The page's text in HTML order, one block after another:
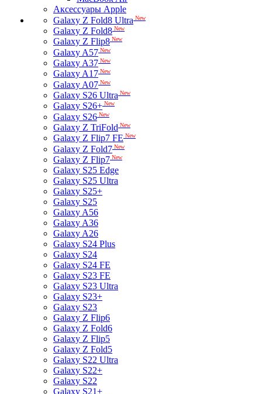
Аксессуары Apple
Galaxy Z Fold8 Ultra New
Galaxy Z Fold8 New
Galaxy Z Flip8 New
Galaxy A57 New
Galaxy A37 New
Galaxy A17 New
Galaxy A07 New
Galaxy S26 Ultra New
Galaxy S26+ New
Galaxy S26 New
Galaxy Z TriFold New
Galaxy Z Flip7 FE New
Galaxy Z Fold7 New
Galaxy Z Flip7 New
Galaxy S25 Edge
Galaxy S25 Ultra
Galaxy S25+
Galaxy S25
Galaxy A56
Galaxy A36
Galaxy A26
Galaxy S24 Plus
Galaxy S24
Galaxy S24 FE
Galaxy S23 FE
Galaxy S23 Ultra
Galaxy S23+
Galaxy S23
Galaxy Z Flip6
Galaxy Z Fold6
Galaxy Z Flip5
Galaxy Z Fold5
Galaxy S22 Ultra
Galaxy S22+
Galaxy S22
Galaxy S21+